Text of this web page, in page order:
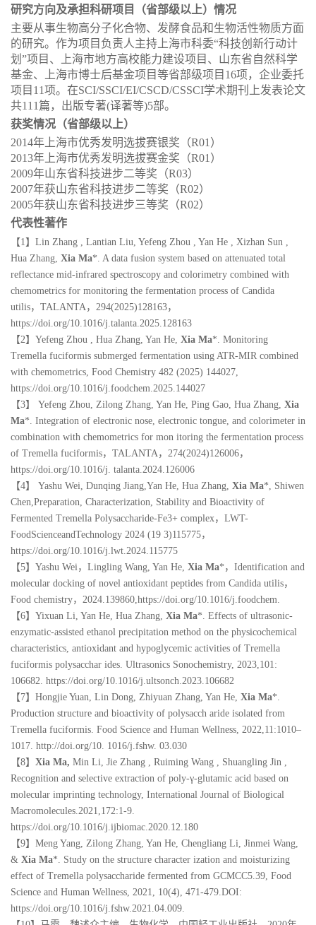
研究方向及承担科研项目（省部级以上）情况
主要从事生物高分子化合物、发酵食品和生物活性物质方面
的研究。作为项目负责人主持上海市科委“科技创新行动计
划”项目、上海市地方高校能力建设项目、山东省自然科学
基金、上海市博士后基金项目等省部级项目16项，企业委托
项目11项。在SCI/SSCI/EI/CSCD/CSSCI学术期刊上发表论文
共111篇，出版专著(译著等)5部。
获奖情况（省部级以上）
2014年上海市优秀发明选拔赛银奖（R01）
2013年上海市优秀发明选拔赛金奖（R01）
2009年山东省科技进步二等奖（R03）
2007年获山东省科技进步二等奖（R02）
2005年获山东省科技进步三等奖（R02）
代表性著作
【1】Lin Zhang , Lantian Liu, Yefeng Zhou , Yan He , Xizhan Sun ,
Hua Zhang, Xia Ma*. A data fusion system based on attenuated total
reflectance mid-infrared spectroscopy and colorimetry combined with
chemometrics for monitoring the fermentation process of Candida
utilis， TALANTA ， 294(2025)128163，
https://doi.org/10.1016/j.talanta.2025.128163
【2】Yefeng Zhou , Hua Zhang, Yan He, Xia Ma*. Monitoring
Tremella fuciformis submerged fermentation using ATR-MIR combined
with chemometrics, Food Chemistry 482 (2025) 144027,
https://doi.org/10.1016/j.foodchem.2025.144027
【3】 Yefeng Zhou, Zilong Zhang, Yan He, Ping Gao, Hua Zhang, Xia
Ma* . Integration of electronic nose, electronic tongue, and colorimeter in
combination with chemometrics for mon itoring the fermentation process
of Tremella fuciformis， TALANTA ， 274(2024)126006，
https://doi.org/10.1016/j. talanta.2024.126006
【4】 Yashu Wei, Dunqing Jiang,Yan He, Hua Zhang, Xia Ma* , Shiwen
Chen,Preparation, Characterization, Stability and Bioactivity of
Fermented Tremella Polysaccharide-Fe3+ complex， LWT-
FoodScienceandTechnology 2024 (19 3)115775，
https://doi.org/10.1016/j.lwt.2024.115775
【5】Yashu Wei ， Lingling Wang, Yan He, Xia Ma* ， Identification and
molecular docking of novel antioxidant peptides from Candida utilis，
Food chemistry， 2024.139860,https://doi.org/10.1016/j.foodchem.
【6】Yixuan Li, Yan He, Hua Zhang, Xia Ma*. Effects of ultrasonic-
enzymatic-assisted ethanol precipitation method on the physicochemical
characteristics, antioxidant and hypoglycemic activities of Tremella
fuciformis polysacchar ides. Ultrasonics Sonochemistry, 2023,101:
106682. https://doi.org/10.1016/j.ultsonch.2023.106682
【7】Hongjie Yuan, Lin Dong, Zhiyuan Zhang, Yan He, Xia Ma*.
Production structure and bioactivity of polysacch aride isolated from
Tremella fuciformis. Food Science and Human Wellness, 2022,11:1010–
1017. http://doi.org/10. 1016/j.fshw. 03.030
【8】 Xia Ma, Min Li, Jie Zhang , Ruiming Wang , Shuangling Jin ,
Recognition and selective extraction of poly-γ-glutamic acid based on
molecular imprinting technology, International Journal of Biological
Macromolecules.2021,172:1-9.
https://doi.org/10.1016/j.ijbiomac.2020.12.180
【9】Meng Yang, Zilong Zhang, Yan He, Chengliang Li, Jinmei Wang,
& Xia Ma*. Study on the structure character ization and moisturizing
effect of Tremella polysaccharide fermented from GCMCC5.39, Food
Science and Human Wellness, 2021, 10(4), 471-479.DOI:
https://doi.org/10.1016/j.fshw.2021.04.009.